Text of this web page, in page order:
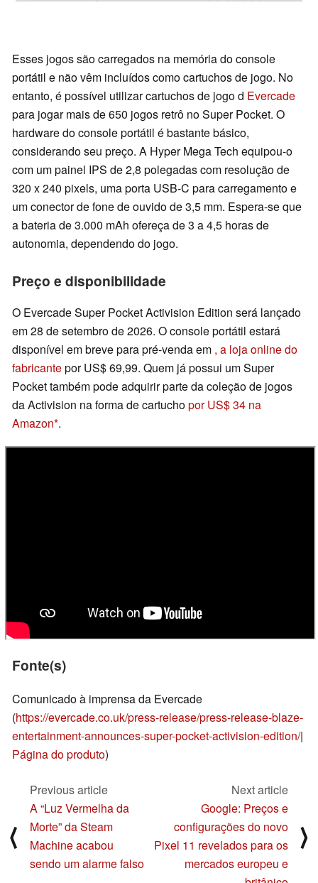
Esses jogos são carregados na memória do console
portátil e não vêm incluídos como cartuchos de jogo. No
entanto, é possível utilizar cartuchos de jogo d Evercade
para jogar mais de 650 jogos retrô no Super Pocket. O
hardware do console portátil é bastante básico,
considerando seu preço. A Hyper Mega Tech equipou-o
com um painel IPS de 2,8 polegadas com resolução de
320 x 240 pixels, uma porta USB-C para carregamento e
um conector de fone de ouvido de 3,5 mm. Espera-se que
a bateria de 3.000 mAh ofereça de 3 a 4,5 horas de
autonomia, dependendo do jogo.
Preço e disponibilidade
O Evercade Super Pocket Activision Edition será lançado
em 28 de setembro de 2026. O console portátil estará
disponível em breve para pré-venda em , a loja online do
fabricantepor US$ 69,99. Quem já possui um Super
Pocket também pode adquirir parte da coleção de jogos
da Activision na forma de cartuchopor US$ 34 na
Amazon .
Fonte(s)
Comunicado à imprensa da Evercade
(https://evercade.co.uk/press-release/press-release-blaze-
entertainment-announces-super-pocket-activision-edition/|
Página do produto)
⟨
Previous article
A “Luz Vermelha da
Morte” da Steam
Machine acabou
sendo um alarme falso
Next article
Google: Preços e
configurações do novo
Pixel 11 revelados para os
mercados europeu e
⟩